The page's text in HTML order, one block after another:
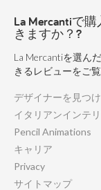
La Mercantiで
きますか？?
La Mercantiを選ん
きるレビューをご
デザイナーを見つ
イタリアンインテ
Pencil Animations
キャリア
Privacy
サイトマップ